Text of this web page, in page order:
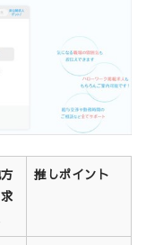
推しポイント